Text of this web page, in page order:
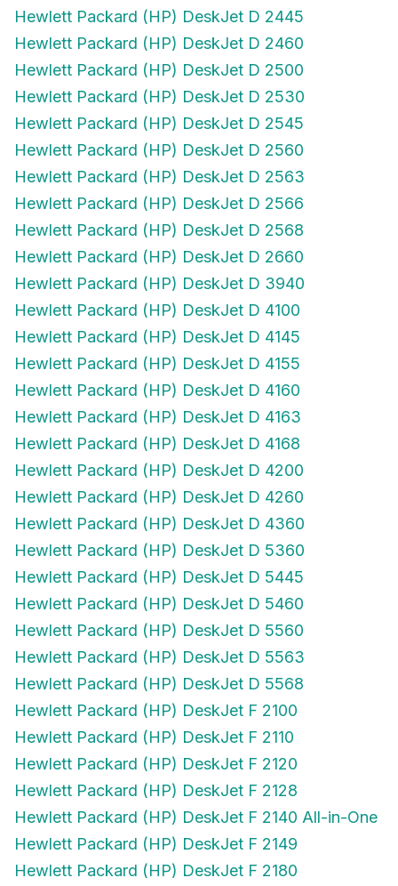
Hewlett Packard (HP) DeskJet D 2445
Hewlett Packard (HP) DeskJet D 2460
Hewlett Packard (HP) DeskJet D 2500
Hewlett Packard (HP) DeskJet D 2530
Hewlett Packard (HP) DeskJet D 2545
Hewlett Packard (HP) DeskJet D 2560
Hewlett Packard (HP) DeskJet D 2563
Hewlett Packard (HP) DeskJet D 2566
Hewlett Packard (HP) DeskJet D 2568
Hewlett Packard (HP) DeskJet D 2660
Hewlett Packard (HP) DeskJet D 3940
Hewlett Packard (HP) DeskJet D 4100
Hewlett Packard (HP) DeskJet D 4145
Hewlett Packard (HP) DeskJet D 4155
Hewlett Packard (HP) DeskJet D 4160
Hewlett Packard (HP) DeskJet D 4163
Hewlett Packard (HP) DeskJet D 4168
Hewlett Packard (HP) DeskJet D 4200
Hewlett Packard (HP) DeskJet D 4260
Hewlett Packard (HP) DeskJet D 4360
Hewlett Packard (HP) DeskJet D 5360
Hewlett Packard (HP) DeskJet D 5445
Hewlett Packard (HP) DeskJet D 5460
Hewlett Packard (HP) DeskJet D 5560
Hewlett Packard (HP) DeskJet D 5563
Hewlett Packard (HP) DeskJet D 5568
Hewlett Packard (HP) DeskJet F 2100
Hewlett Packard (HP) DeskJet F 2110
Hewlett Packard (HP) DeskJet F 2120
Hewlett Packard (HP) DeskJet F 2128
Hewlett Packard (HP) DeskJet F 2140 All-in-One
Hewlett Packard (HP) DeskJet F 2149
Hewlett Packard (HP) DeskJet F 2180